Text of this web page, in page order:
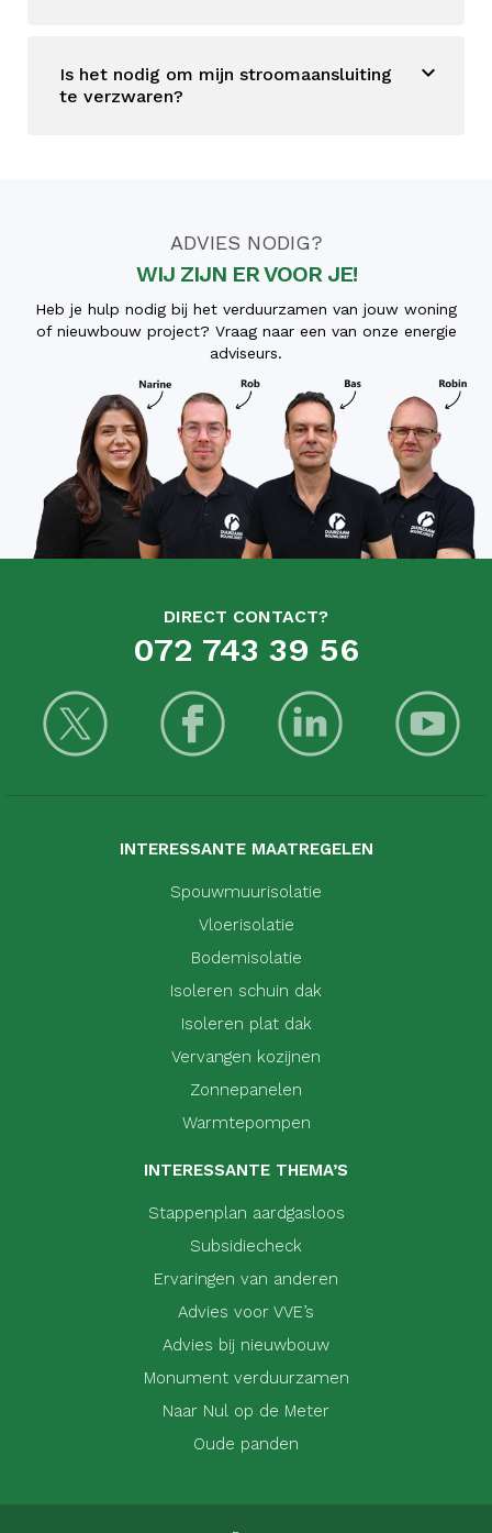
Is het nodig om mijn stroomaansluiting
te verzwaren?
ADVIES NODIG?
WIJ ZIJN ER VOOR JE!
Heb je hulp nodig bij het verduurzamen van jouw woning
of nieuwbouw project? Vraag naar een van onze energie
adviseurs.
DIRECT CONTACT?
072 743 39 56
INTERESSANTE MAATREGELEN
Spouwmuurisolatie
Vloerisolatie
Bodemisolatie
Isoleren schuin dak
Isoleren plat dak
Vervangen kozijnen
Zonnepanelen
Warmtepompen
INTERESSANTE THEMA’S
Stappenplan aardgasloos
Subsidiecheck
Ervaringen van anderen
Advies voor VVE’s
Advies bij nieuwbouw
Monument verduurzamen
Naar Nul op de Meter
Oude panden